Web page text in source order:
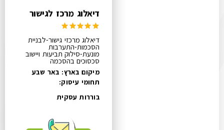
דיאלוג מרכז לגישור
דיאלוג מרכזי גישור-לבניית
הסכמות-התערבות
מונעת-סילוק תביעות ויישוב
סכסוכים בהסכמה
מיקום בארץ: באר שבע
תחומי עיסוק:
בוררות עסקית